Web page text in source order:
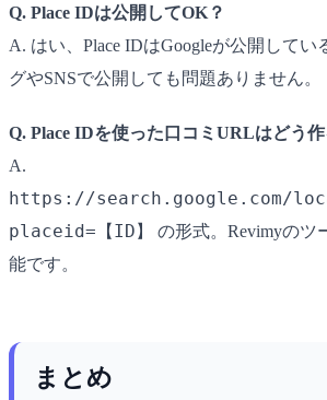
Q. Place IDは公開してOK？
A. はい、Place IDはGoogleが公開してい
グやSNSで公開しても問題ありません。
Q. Place IDを使った口コミURLはどう作
A.
https://search.google.com/
placeid=【ID】
の形式。Revimyのツ
能です。
まとめ